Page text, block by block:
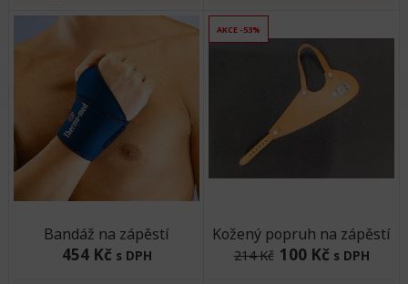
Bandáž na zápěstí
454 Kč s DPH
AKCE -53%
Kožený popruh na zápěstí
214 Kč 100 Kč s DPH